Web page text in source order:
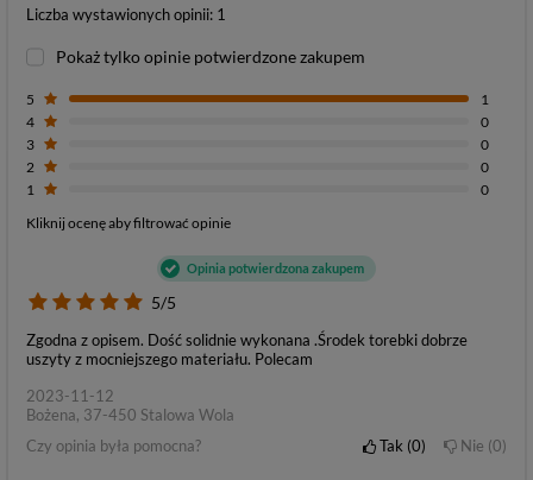
Liczba wystawionych opinii: 1
Pokaż tylko opinie potwierdzone zakupem
5
1
4
0
3
0
2
0
1
0
Kliknij ocenę aby filtrować opinie
5/5
Opinia potwierdzona zakupem
Zgodna z opisem. Dość solidnie wykonana .Środek torebki dobrze
uszyty z mocniejszego materiału. Polecam
2023-11-12
Bożena, 37-450 Stalowa Wola
Czy opinia była pomocna?
Tak 0 Nie 0